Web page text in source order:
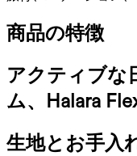
商品の特徴
アクティブな
ム、Halara
生地とお手入